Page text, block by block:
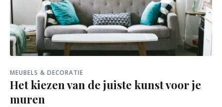
MEUBELS & DECORATIE
Het kiezen van de juiste kunst voor je
muren